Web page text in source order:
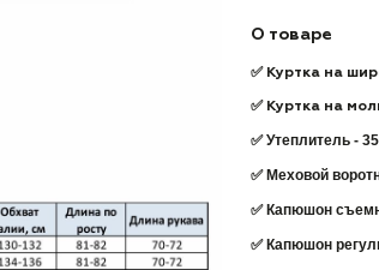
О товаре
✅ Куртка на
✅ Куртка на
✅ Утеплитель -
✅ Меховой
✅ Капюшон
✅ Капюшон